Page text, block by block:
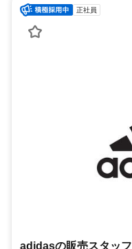
正社員
adidasの販売スタッフ